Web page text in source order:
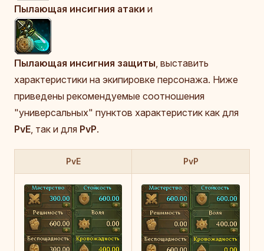
Пылающая инсигния атаки и
Пылающая инсигния защиты , выставить
характеристики на экипировке персонажа. Ниже
приведены рекомендуемые соотношения
"универсальных" пунктов характеристик как для
PvE , так и для PvP.
PvE PvP